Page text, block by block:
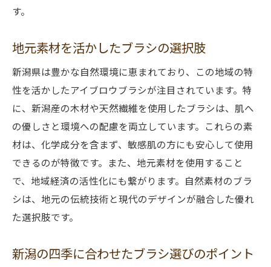
自然美を活かした新潟風アイブロウデザインの
魅力
自然との調和を意識したデザインのポイン
ト
新潟の自然美を引き出すデザインテクニッ
ク
地域の魅力を高めるアイブロウメイク
風景にマッチする自然体なデザイン
自然光を活かしたアイブロウの演出
新潟の美しさを際立たせるデザイン選び
新潟の風景に溶け込むアイブロウブラシの選び
す。
地元素材を活かしたブラシの選択肢
新潟県は豊かな自然環境に恵まれており、この地域の特
性を活かしたアイブロウブラシが注目されています。特
に、新潟産の木材や天然繊維を使用したブラシは、肌へ
の優しさと環境への配慮を両立しています。これらの素
材は、化学成分を含まず、敏感肌の方にも安心して使用
できるのが特徴です。また、地元素材を使用すること
で、地域経済の活性化にも繋がります。自然素材のブラ
シは、地元の伝統技術と現代のデザインが融合した優れ
た選択肢です。
新潟の四季に合わせたブラシ選びのポイント